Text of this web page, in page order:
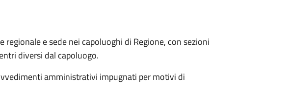
regionale e sede nei capoluoghi di Regione, con sezioni
diversi dal capoluogo.
amministrativi impugnati per motivi di